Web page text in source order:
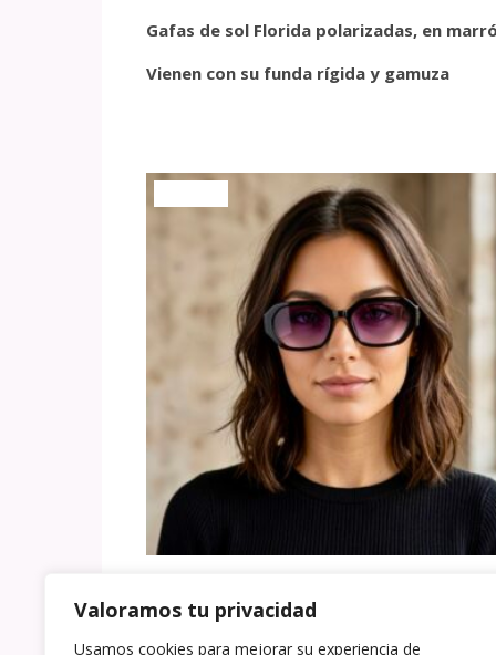
Valoramos tu privacidad
Usamos cookies para mejorar su experiencia de
Gafas de sol Florida polarizadas, en
Vienen con su funda rígida y gamuza
15,00